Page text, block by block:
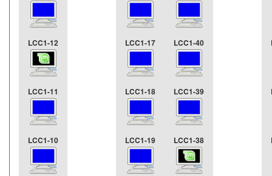
LCC1-12 LCC1-17 LCC1-40
LCC1-11 LCC1-18 LCC1-39
LCC1-10 LCC1-19 LCC1-38